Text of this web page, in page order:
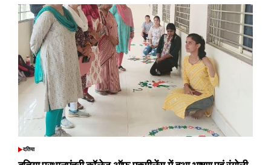
POSTED
दतिया